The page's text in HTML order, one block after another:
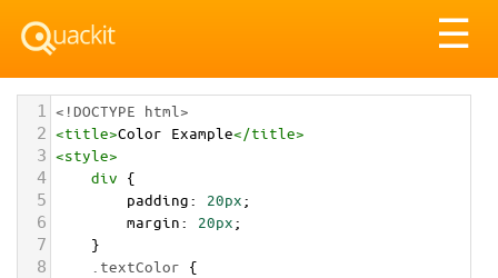
☰
1 <!DOCTYPE html>
2 <title>Color Example</title>
3 <style>
4 div {
5 padding: 20px;
6 margin: 20px;
7 }
8 .textColor {